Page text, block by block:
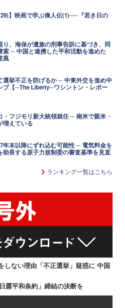
】映画で学ぶ偉人伝(1)──『若き日の
り、海保が遺族の刑事告訴に基づき、同
索 ─ 中国と連携した平和活動を進めた
風
選挙不正を防げるか ─ 中東外交を進め中
プ【─The Liberty─ワシントン・レポー
・フジモリ新大統領就任 ─ 南米で親米・
増えている
年末以降にずれ込む可能性 ─ 電気料金を
助長する原子力規制委の審査基準を見直
ランキング一覧はこちら
しない理由「不正選挙」疑惑に 中国
露平和条約」締結の決断を